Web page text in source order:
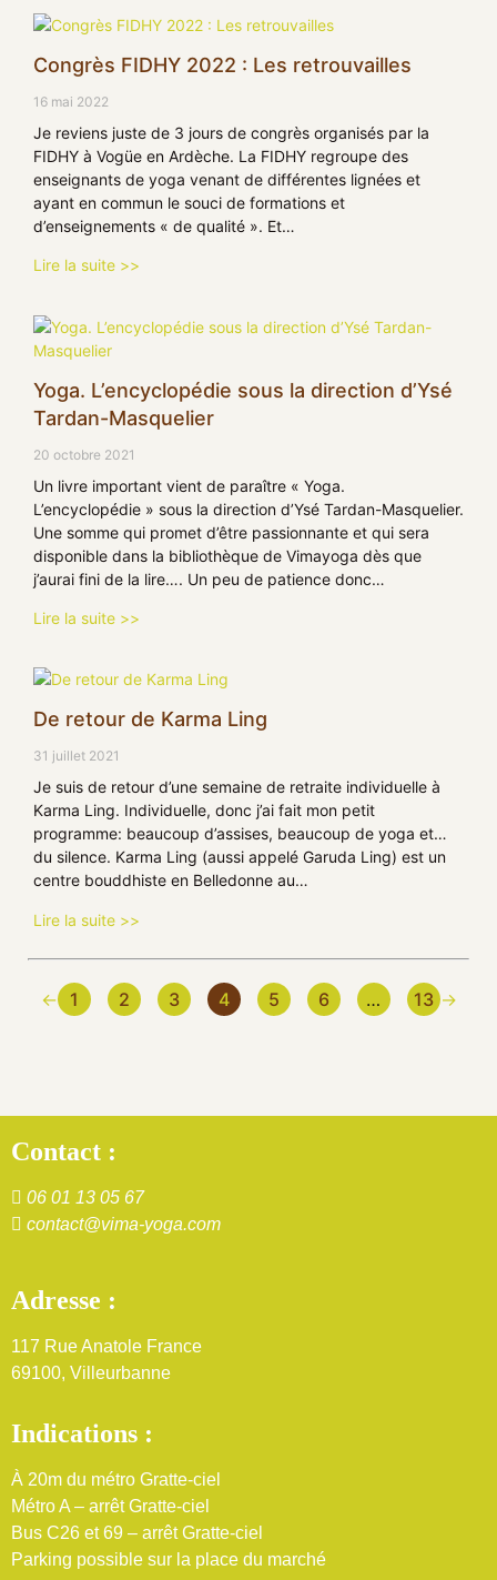
Congrès FIDHY 2022 : Les retrouvailles
16 mai 2022
Je reviens juste de 3 jours de congrès organisés par la
FIDHY à Vogüe en Ardèche. La FIDHY regroupe des
enseignants de yoga venant de différentes lignées et
ayant en commun le souci de formations et
d’enseignements « de qualité ». Et…
Lire la suite >>
Yoga. L’encyclopédie sous la direction d’Ysé
Tardan-Masquelier
20 octobre 2021
Un livre important vient de paraître « Yoga.
L’encyclopédie » sous la direction d’Ysé Tardan-Masquelier.
Une somme qui promet d’être passionnante et qui sera
disponible dans la bibliothèque de Vimayoga dès que
j’aurai fini de la lire…. Un peu de patience donc…
Lire la suite >>
De retour de Karma Ling
31 juillet 2021
Je suis de retour d’une semaine de retraite individuelle à
Karma Ling. Individuelle, donc j’ai fait mon petit
programme: beaucoup d’assises, beaucoup de yoga et…
du silence. Karma Ling (aussi appelé Garuda Ling) est un
centre bouddhiste en Belledonne au…
Lire la suite >>
← 1 2 3 4 5 6 … 13 →
Contact :
06 01 13 05 67
contact@vima-yoga.com
Adresse :
117 Rue Anatole France
69100, Villeurbanne
Indications :
À 20m du métro Gratte-ciel
Métro A – arrêt Gratte-ciel
Bus C26 et 69 – arrêt Gratte-ciel
Parking possible sur la place du marché